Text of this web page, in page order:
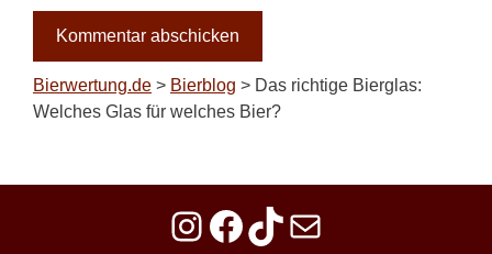
Bierwertung.de > Bierblog > Das richtige Bierglas:
Welches Glas für welches Bier?
Instagram
Facebook
TikTok
E-Mail